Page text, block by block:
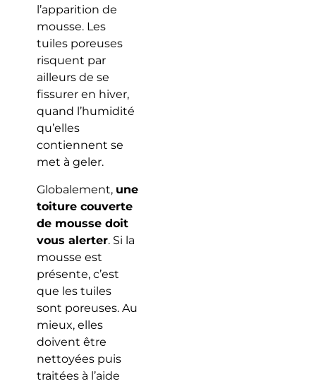
l’apparition de
mousse. Les
tuiles poreuses
risquent par
ailleurs de se
fissurer en hiver,
quand l’humidité
qu’elles
contiennent se
met à geler.
Globalement, une
toiture couverte
de mousse doit
vous alerter. Si la
mousse est
présente, c’est
que les tuiles
sont poreuses. Au
mieux, elles
doivent être
nettoyées puis
traitées à l’aide